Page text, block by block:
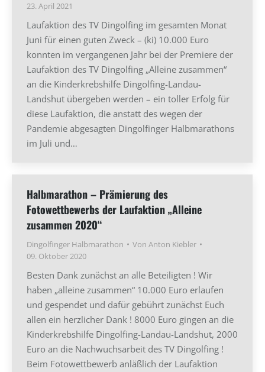
23. April 2021
Laufaktion des TV Dingolfing im gesamten Monat
Juni für einen guten Zweck – (ki) 10.000 Euro
konnten im vergangenen Jahr bei der Premiere der
Laufaktion des TV Dingolfing „Alleine zusammen“
an die Kinderkrebshilfe Dingolfing-Landau-
Landshut übergeben werden – ein toller Erfolg für
diese Laufaktion, die anstatt des wegen der
Pandemie abgesagten Dingolfinger Halbmarathons
im Juli und…
Halbmarathon – Prämierung des
Fotowettbewerbs der Laufaktion „Alleine
zusammen 2020“
Dingolfinger Halbmarathon Von Anton Kiebler
09. Oktober 2020
Besten Dank zunächst an alle Beteiligten ! Wir
haben „alleine zusammen“ 10.000 Euro erlaufen
und gespendet und dafür gebührt zunächst Euch
allen ein herzlicher Dank ! 8000 Euro gingen an die
Kinderkrebshilfe Dingolfing-Landau-Landshut, 2000
Euro an die Nachwuchsarbeit des TV Dingolfing !
Beim Fotowettbewerb anläßlich der Laufaktion